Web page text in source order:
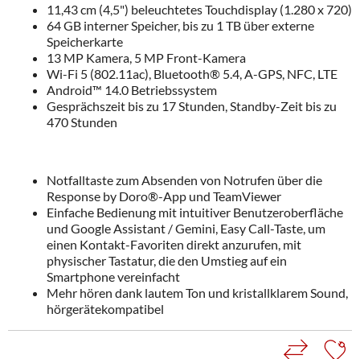
11,43 cm (4,5") beleuchtetes Touchdisplay (1.280 x 720)
64 GB interner Speicher, bis zu 1 TB über externe
Speicherkarte
13 MP Kamera, 5 MP Front-Kamera
Wi-Fi 5 (802.11ac), Bluetooth® 5.4, A-GPS, NFC, LTE
Android™ 14.0 Betriebssystem
Gesprächszeit bis zu 17 Stunden, Standby-Zeit bis zu
470 Stunden
Notfalltaste zum Absenden von Notrufen über die
Response by Doro®-App und TeamViewer
Einfache Bedienung mit intuitiver Benutzeroberfläche
und Google Assistant / Gemini, Easy Call-Taste, um
einen Kontakt-Favoriten direkt anzurufen, mit
physischer Tastatur, die den Umstieg auf ein
Smartphone vereinfacht
Mehr hören dank lautem Ton und kristallklarem Sound,
hörgerätekompatibel